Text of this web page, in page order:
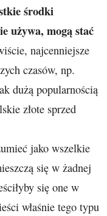
środki
używa, mogą stać
najcenniejsze
czasów, np.
dużą popularnością
złote sprzed
jako wszelkie
się w żadnej
się one w
właśnie tego typu